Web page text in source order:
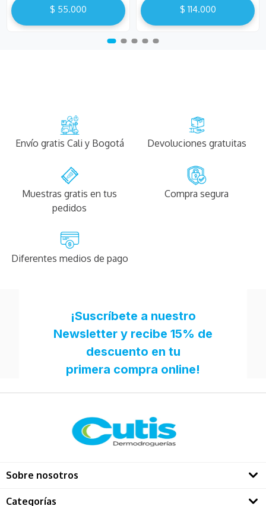
$ 55.000 $ 114.000
Envío gratis Cali y Bogotá Devoluciones gratuitas
Muestras gratis en tus
pedidos
Compra segura
Diferentes medios de pago
Sobre nosotros
Quienes somos
Categorías